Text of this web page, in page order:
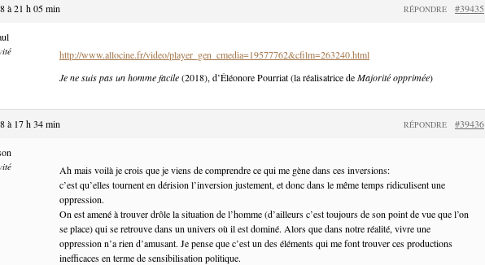
à 21 h 05 min #39435
RÉPONDRE
http://www.allocine.fr/video/player_gen_cmedia=19577762&cfilm=263240.html
Je ne suis pas un homme facile(2018), d’Éléonore Pourriat (la réalisatrice deMajorité opprimée)
à 17 h 34 min #39436
RÉPONDRE
Ah mais voilà je crois que je viens de comprendre ce qui me gène dans ces inversions:
c’est qu’elles tournent en dérision l’inversion justement, et donc dans le même temps ridiculisent une
oppression.
On est amené à trouver drôle la situation de l’homme (d’ailleurs c’est toujours de son point de vue que l’on
se place) qui se retrouve dans un univers où il est dominé. Alors que dans notre réalité, vivre une
oppression n’a rien d’amusant. Je pense que c’est un des éléments qui me font trouver ces productions
inefficaces en terme de sensibilisation politique.